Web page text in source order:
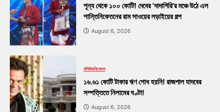
শূন্য থেকে ১০০ কোটি! দেবের ‘দাদাগিরি’র মঞ্চে উঠে এল
শান্তিনিকেতনের রাম সাওয়ের লড়াইয়ের গল্প
August 6, 2026
বলিউডবিনোদন
১৬.৬১ কোটি টাকার ঋণ শোধ হয়নি! রাজপাল যাদবের
সম্পত্তিতে নিলামের ঘণ্টা!
August 6, 2026